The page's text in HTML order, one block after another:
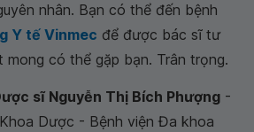
nhân. Bạn có thể đến bệnh
Y tế Vinmec để được bác sĩ tư
mong có thể gặp bạn. Trân trọng.
sĩ Nguyễn Thị Bích Phượng -
Dược - Bệnh viện Đa khoa